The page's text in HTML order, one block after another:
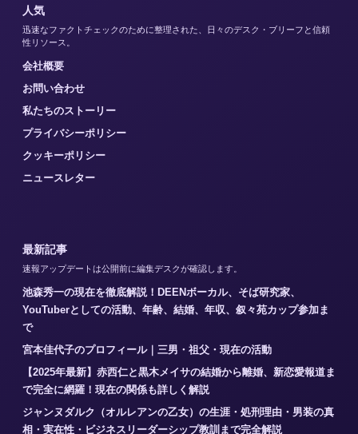
人気
迅速なファクトチェックのために整理された、日々のデスク・ブリーフと信頼
性リソース。
会社概要
お問い合わせ
私たちのストーリー
プライバシーポリシー
クッキーポリシー
ニュースレター
最新記事
速報アップデートは公開前に編集デスクが確認します。
池森秀一の現在を徹底解説！DEENボーカル、そば研究家、
YouTuberとしての活動、年齢、結婚、年収、叙々苑カップ参加ま
で
宮本佳代子のプロフィール｜三男・祖父・現在の活動
【2025年最新】赤西仁と黒木メイサの結婚から離婚、新恋愛報道ま
で完全に網羅！現在の関係も詳しく解説
ジャンヌダルク（オルレアンの乙女）の生涯・処刑理由・男装の真
相・実在性・ビジネスリーダーシップ教訓まで完全解説